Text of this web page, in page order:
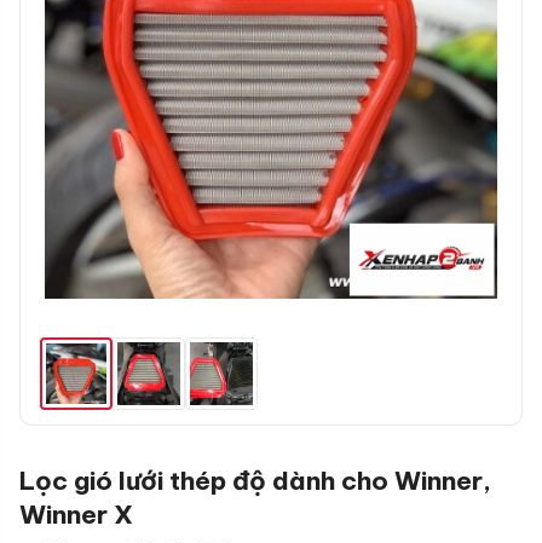
Lọc gió lưới thép độ dành cho Winner,
Winner X